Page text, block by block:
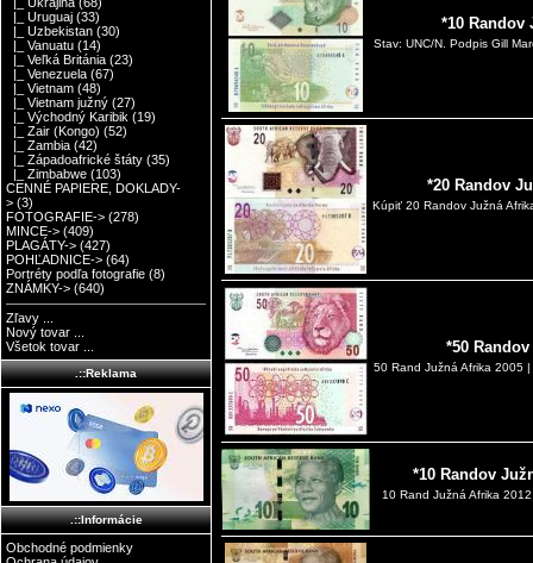
|_ Uruguaj (33)
|_ Uzbekistan (30)
|_ Vanuatu (14)
|_ Veľká Británia (23)
|_ Venezuela (67)
|_ Vietnam (48)
|_ Vietnam južný (27)
|_ Východný Karibik (19)
|_ Zair (Kongo) (52)
|_ Zambia (42)
|_ Západoafrické štáty (35)
|_ Zimbabwe (103)
CENNÉ PAPIERE, DOKLADY-
> (3)
FOTOGRAFIE-> (278)
MINCE-> (409)
PLAGÁTY-> (427)
POHĽADNICE-> (64)
Portréty podľa fotografie (8)
ZNÁMKY-> (640)
Zľavy ...
Nový tovar ...
Všetok tovar ...
.::Reklama
.::Informácie
Obchodné podmienky
*10 Randov
Stav: UNC/N. Podpis Gill
*20 Randov
Kúpiť 20 Randov Južná
*50
50 Rand Južná Afrika 2005
*10 Randov
10 Rand Južná Afrika